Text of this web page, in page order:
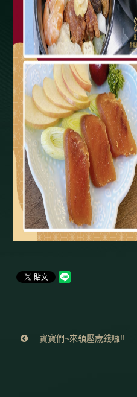
寶寶們~來領壓歲錢囉!!